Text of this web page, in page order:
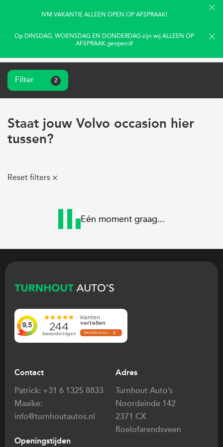
Diensten
Volvo xc90
Volvo xc60
Staat jouw Volvo occasion hier
tussen?
Filter 2
Reset filters
Eén moment graag...
Contact
Patrick: +31 6 1325 8833
Maaike:
info@turnhoutautos.nl
Adres
Turnhout Auto’s
Noordeinde 142
2371 CX
Roelofarendsveen
Openingstijden
IVM VAKANTIE ALLEEN OPEN OP AFSPRAAK!
Op DINSDAG, WOENSDAG EN DONDERDAG zijn wij ALLEEN OP
AFSPRAAK geopend!